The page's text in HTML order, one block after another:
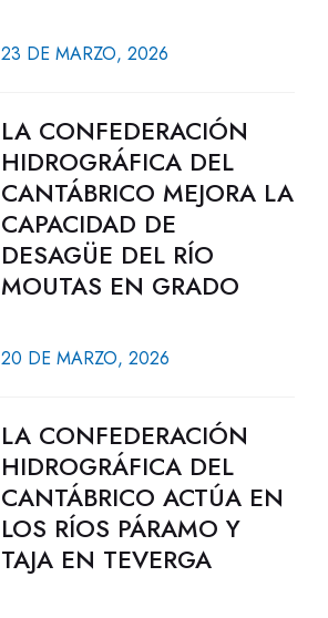
23 DE MARZO, 2026
LA CONFEDERACIÓN
HIDROGRÁFICA DEL
CANTÁBRICO MEJORA LA
CAPACIDAD DE
DESAGÜE DEL RÍO
MOUTAS EN GRADO
20 DE MARZO, 2026
LA CONFEDERACIÓN
HIDROGRÁFICA DEL
CANTÁBRICO ACTÚA EN
LOS RÍOS PÁRAMO Y
TAJA EN TEVERGA